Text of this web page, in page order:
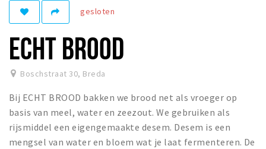
Winkelgebieden
Bezienswaardigheden
Musea, theaters & podia
Uitjes & activiteiten
Toeristische routes
Natuurgebieden
gesloten
ECHT BROOD
Boschstraat 30, Breda
Bij ECHT BROOD bakken we brood net als vroeger op
basis van meel, water en zeezout. We gebruiken als
rijsmiddel een eigengemaakte desem. Desem is een
mengsel van water en bloem wat je laat fermenteren. De